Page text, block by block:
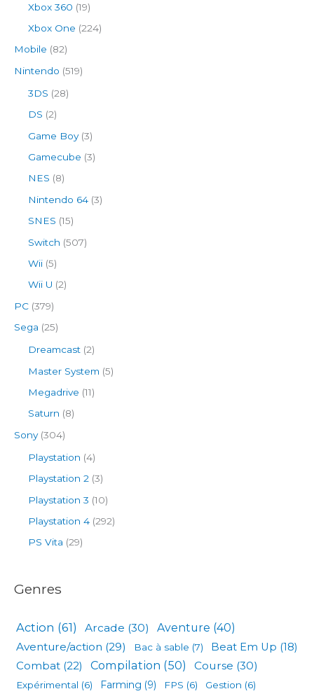
Xbox 360 (19)
Xbox One (224)
Mobile (82)
Nintendo (519)
3DS (28)
DS (2)
Game Boy(3)
Gamecube (3)
NES (8)
Nintendo 64 (3)
SNES (15)
Switch (507)
Wii (5)
Wii U (2)
PC (379)
Sega (25)
Dreamcast (2)
Master System (5)
Megadrive (11)
Saturn (8)
Sony(304)
Playstation (4)
Playstation 2 (3)
Playstation 3 (10)
Playstation 4 (292)
PS Vita (29)
Genres
Action (61) Arcade (30) Aventure (40)
Aventure/action (29) Bac à sable (7) Beat Em Up (18)
Combat (22) Compilation (50) Course (30)
Expérimental (6) Farming (9) FPS (6) Gestion (6)